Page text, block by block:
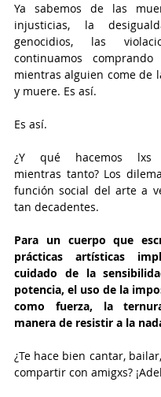
Ya sabemos de las
injusticias, la
genocidios, las
continuamos comprando
mientras alguien come de
y muere. Es así.
Es así.
¿Y qué hacemos lxs
mientras tanto? Los
función social del arte a
tan decadentes.
Para un cuerpo que
prácticas artísticas
cuidado de la
potencia, el uso de la
como fuerza, la
manera de resistir a la
¿Te hace bien cantar,
compartir con amigxs?